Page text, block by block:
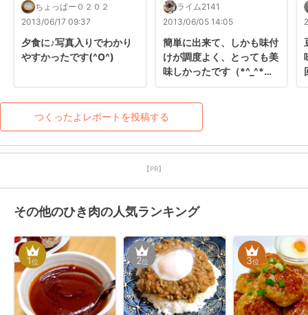
ちょっぱー０２０２
2013/06/17 09:37
夕食に♪写真入りでわかり
やすかったです(^O^)
ライム2141
2013/06/05 14:05
簡単に出来て、しかも味付
けが調度よく、とっても美
味しかったです（*^_^*）
が勉強になりました。御馳
走様でした(^O^)／♡
つくったよレポートを投稿する
【PR】
その他のひき肉の人気ランキング
1位 2位 3位